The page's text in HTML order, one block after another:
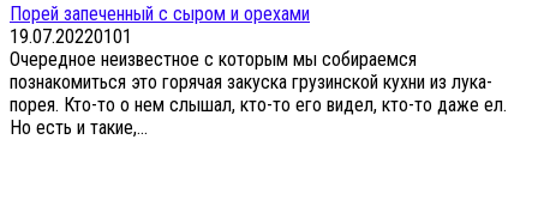
Порей запеченный с сыром и орехами
19.07.20220101
Очередное неизвестное с которым мы собираемся
познакомиться это горячая закуска грузинской кухни из лука-
порея. Кто-то о нем слышал, кто-то его видел, кто-то даже ел.
Но есть и такие,...